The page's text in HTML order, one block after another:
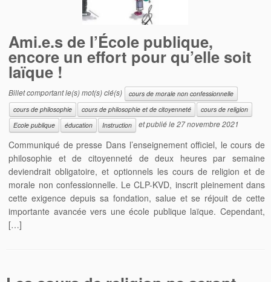
Ami.e.s de l’École publique,
encore un effort pour qu’elle soit
laïque !
Billet comportant le(s) mot(s) clé(s)
cours de morale non confessionnelle
cours de philosophie
cours de philosophie et de citoyenneté
cours de religion
Ecole publique
éducation Instruction et publié le27 novembre 2021
Communiqué de presse Dans l’enseignement officiel, le cours de
philosophie et de citoyenneté de deux heures par semaine
deviendrait obligatoire, et optionnels les cours de religion et de
morale non confessionnelle. Le CLP-KVD, inscrit pleinement dans
cette exigence depuis sa fondation, salue et se réjouit de cette
importante avancée vers une école publique laïque. Cependant,
[…]